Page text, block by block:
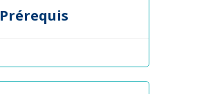
Prérequis